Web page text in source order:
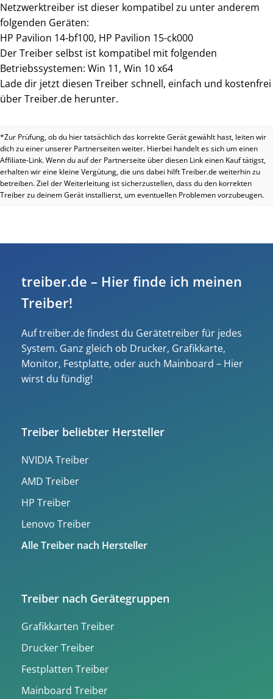
Netzwerktreiber ist dieser kompatibel zu unter anderem
folgenden Geräten:
HP Pavilion 14-bf100, HP Pavilion 15-ck000
Der Treiber selbst ist kompatibel mit folgenden
Betriebssystemen: Win 11, Win 10 x64
Lade dir jetzt diesen Treiber schnell, einfach und kostenfrei
über Treiber.de herunter.
*Zur Prüfung, ob du hier tatsächlich das korrekte Gerät gewählt hast, leiten wir
dich zu einer unserer Partnerseiten weiter. Hierbei handelt es sich um einen
Affiliate-Link. Wenn du auf der Partnerseite über diesen Link einen Kauf tätigst,
erhalten wir eine kleine Vergütung, die uns dabei hilft Treiber.de weiterhin zu
betreiben. Ziel der Weiterleitung ist sicherzustellen, dass du den korrekten
Treiber zu deinem Gerät installierst, um eventuellen Problemen vorzubeugen.
treiber.de – Hier finde ich meinen
Treiber!
Auf treiber.de findest du Gerätetreiber für jedes
System. Ganz gleich ob Drucker, Grafikkarte,
Monitor, Festplatte, oder auch Mainboard – Hier
wirst du fündig!
Treiber beliebter Hersteller
NVIDIA Treiber
AMD Treiber
HP Treiber
Lenovo Treiber
Alle Treiber nach Hersteller
Treiber nach Gerätegruppen
Grafikkarten Treiber
Drucker Treiber
Festplatten Treiber
Mainboard Treiber